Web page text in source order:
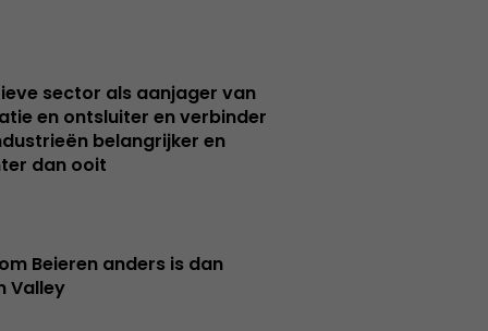
sector als aanjager van
en ontsluiter en verbinder
belangrijker en
dan ooit
Beieren anders is dan
Valley